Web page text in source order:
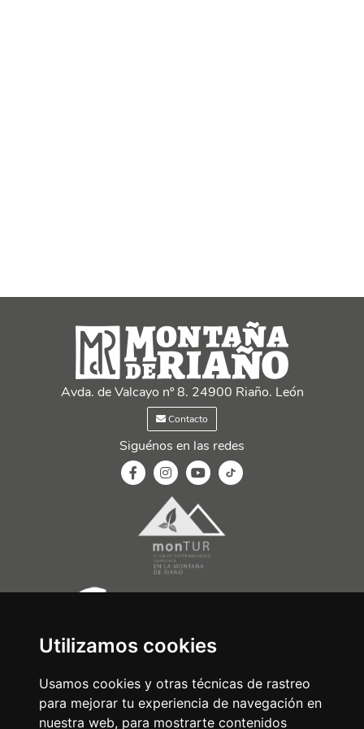
Utilizamos cookies
Usamos cookies y otras técnicas de rastreo
para mejorar tu experiencia de navegación en
nuestra web, para mostrarte contenidos
Avda. de Valcayo nº 8. 24900 Riaño. León
Contacto
Siguénos en las redes